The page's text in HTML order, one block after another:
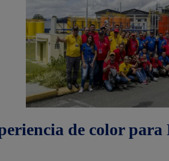
de color para